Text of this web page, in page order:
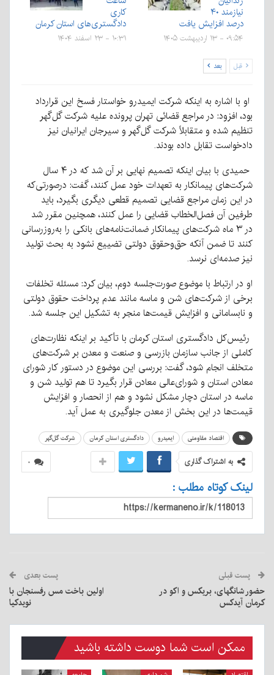
نیازمند ۴۰
درصد افزايش یافت
۰۹:۵۴ - ۱۳ اردیبهشت ۱۴۰۵
کاری
دادگستری‌های استان کرمان
۱۰:۳۱ - ۲۳ اسفند ۱۴۰۴
قبل بعد
او با اشاره به اینکه شرکت ایمیدرو خواستار فسخ این قرارداد
بود، افزود: در مراجع قضائی تهران پرونده علیه شرکت گل‌گهر
تنظیم شده و متقابلاً شرکت گل‌گهر و سیرجان ایرانیان نیز
دادخواست تقابل داده بودند.
حمیدی با بیان اینکه تصمیم نهایی بر آن شد که در ۴ سال
شرکت‌های پیمانکار به تعهدات خود عمل کنند، گفت: درصورتی‌که
در این زمان مراجع قضایی تصمیم قطعی دیگری بگیرد، باید
طرفین آن فصل‌الخطاب قضایی را عمل کنند، همچنین مقرر شد
در ۳ ماه شرکت‌های پیمانکار ضمانت‌نامه‌های بانکی را به‌روزرسانی
کنند تا ضمن آنکه حق‌وحقوق دولتی تضییع نشود به بحث تولید
نیز صدمه‌ای نرسد.
او در ارتباط با موضوع صورت‌جلسه دوم، بیان کرد: مسئله تخلفات
برخی از شرکت‌های شن و ماسه مانند عدم پرداخت حقوق دولتی
و نابسامانی و افزایش قیمت‌ها منجر به تشکیل این جلسه شد.
رئیس‌کل دادگستری استان کرمان با تأکید بر اینکه نظارت‌های
کاملی از جانب سازمان بازرسی و صنعت و معدن بر شرکت‌های
متخلف انجام شود، گفت: بررسی این موضوع در دستور کار شورای
معادن استان و شورای‌عالی معادن قرار بگیرد تا هم تولید شن و
ماسه در استان دچار مشکل نشود و هم از انحصار و افزایش
قیمت‌ها در این بخش از معدن جلوگیری به عمل آید.
اقتصاد مقاومتی ایمیدرو دادگستری استان کرمان شرکت گل‌گهر
۰ به اشتراک گذاری
لینک کوتاه مطلب :
پست قبلی
حضور شانگهای، بریکس و اکو در
کرمان آیدکس
پست بعدی
اولین باخت مس رفسنجان با
نویدکیا
ممکن است شما دوست داشته باشید